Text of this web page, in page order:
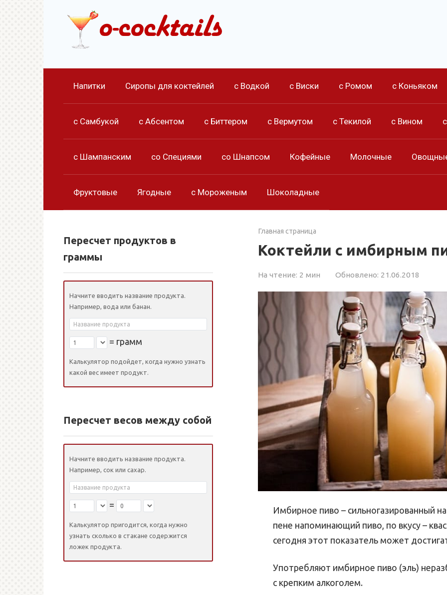
Напитки Сиропы для коктейлей с Водкой с Виски с Ромом с Коньяком
с Самбукой с Абсентом с Биттером с Вермутом с Текилой с Вином
с Шампанским со Специями со Шнапсом Кофейные Молочные
Фруктовые Ягодные с Мороженым Шоколадные
Главная страница
Коктейли с имбирным
На чтение: 2 мин Обновлено: 21.06.2018
Имбирное пиво – сильногазированный
пене напоминающий пиво, по вкусу –
сегодня этот показатель может
Употребляют имбирное пиво (эль)
с крепким алкоголем.
Пересчет продуктов в
граммы
Начните вводить название продукта.
Например, вода или банан.
= грамм
Калькулятор подойдет, когда нужно узнать
какой вес имеет продукт.
Пересчет весов между собой
Начните вводить название продукта.
Например, сок или сахар.
=
Калькулятор пригодится, когда нужно
узнать сколько в стакане содержится
ложек продукта.